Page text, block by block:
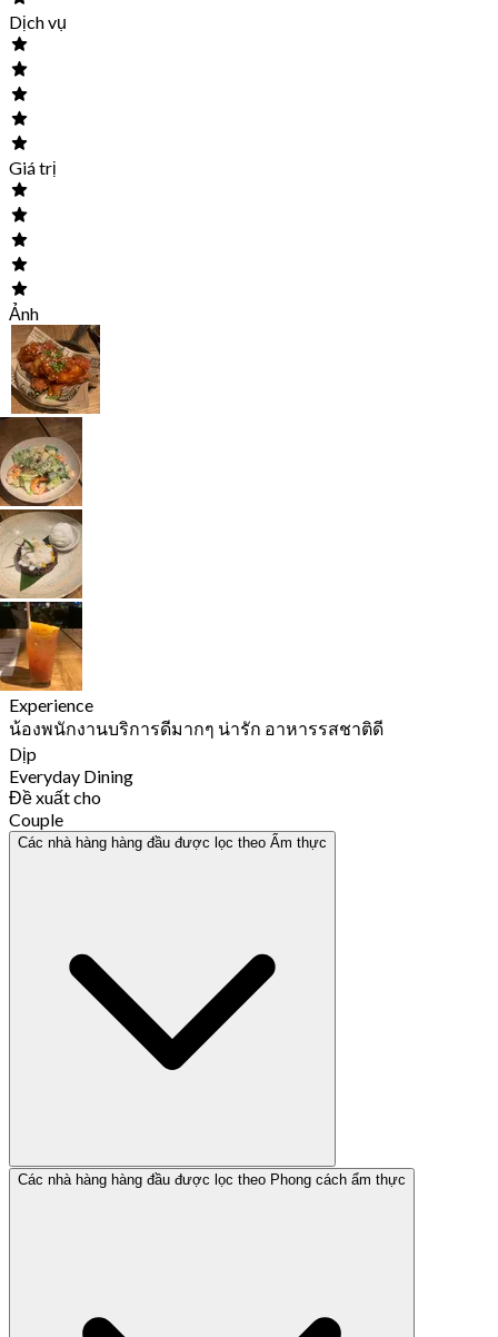
Dịch vụ
Giá trị
Ảnh
Experience
น้องพนักงานบริการดีมากๆ น่ารัก อาหารรสชาติดี
Dịp
Everyday Dining
Đề xuất cho
Couple
Các nhà hàng hàng đầu được lọc theo Ẩm thực
Các nhà hàng hàng đầu được lọc theo Phong cách ẩm thực